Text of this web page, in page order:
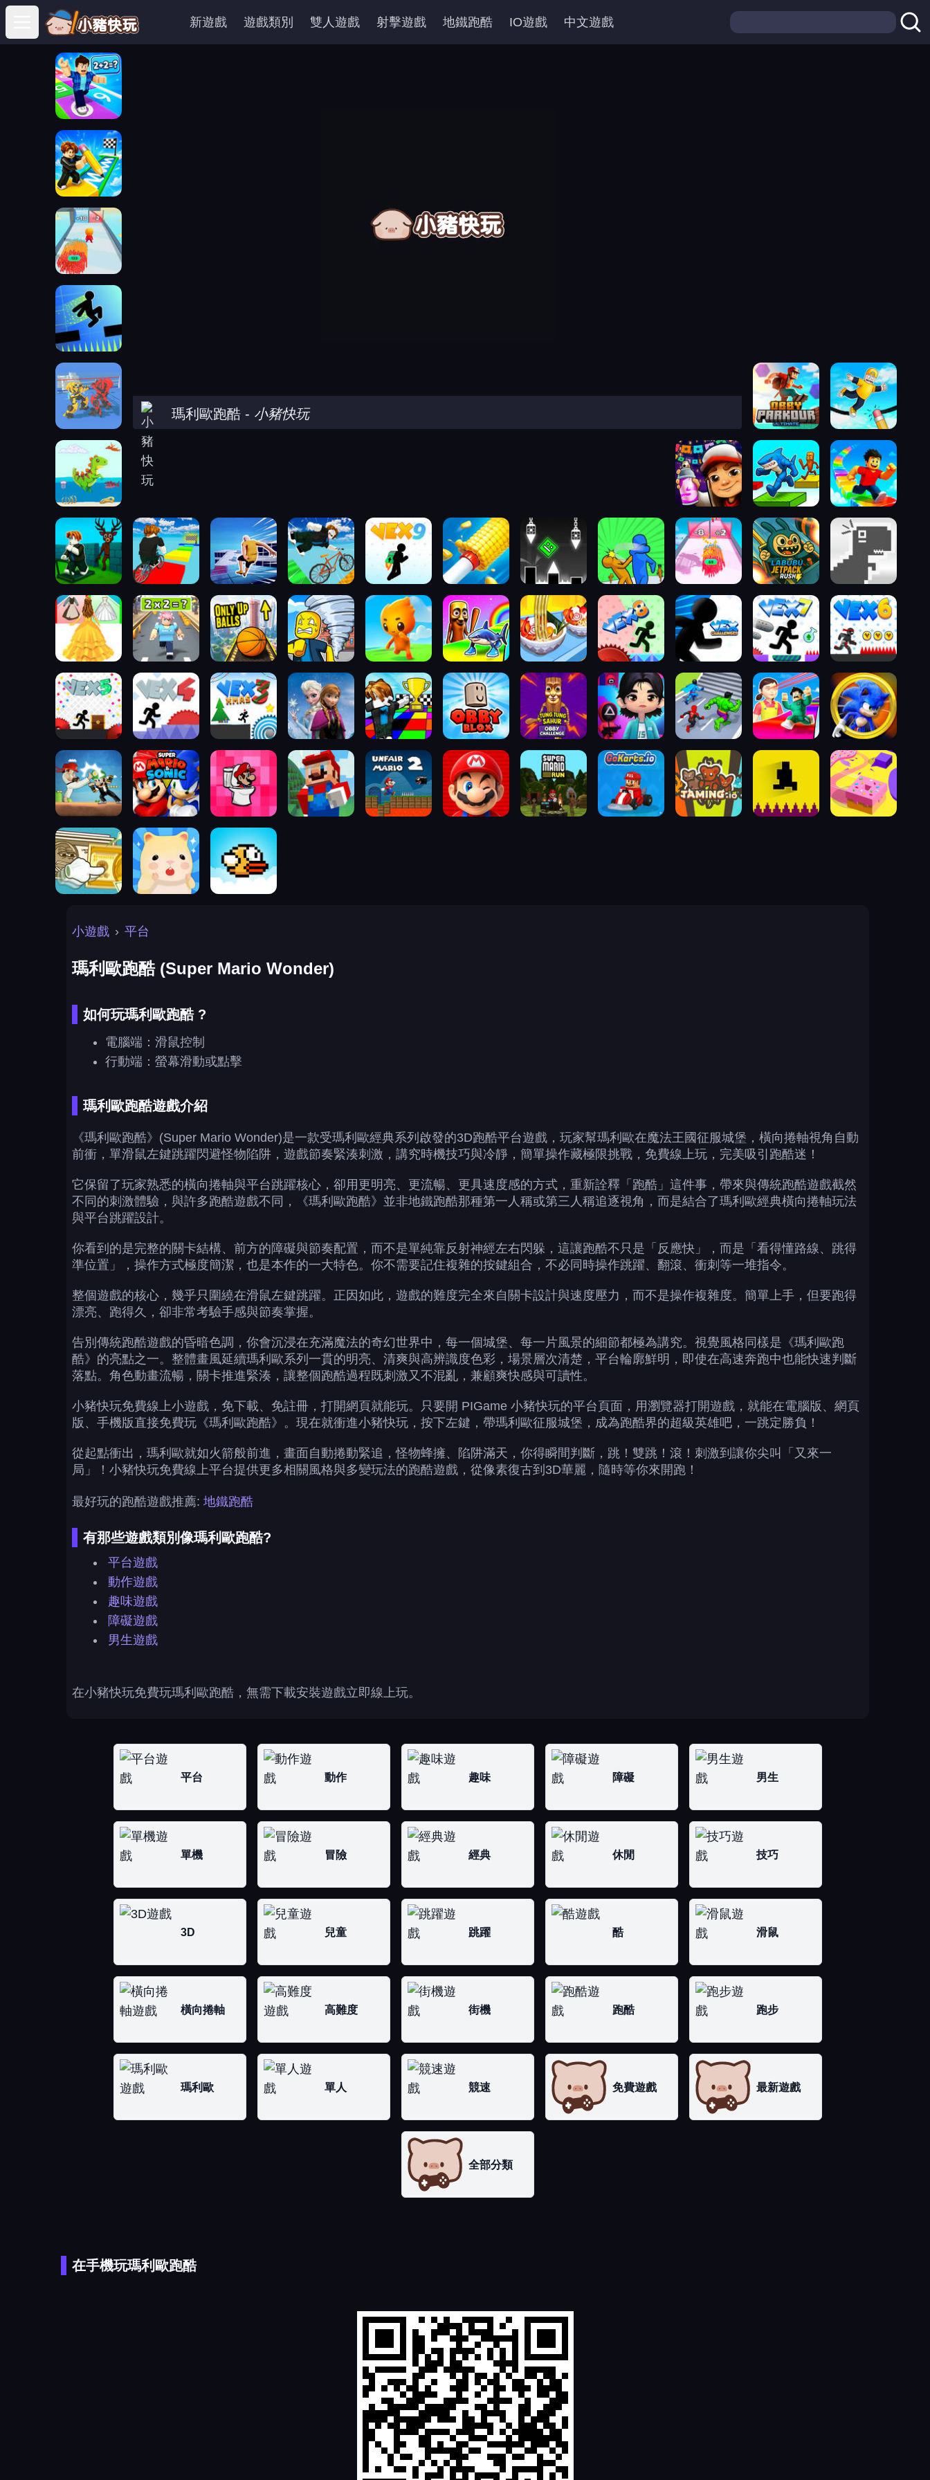
Open main menu
新遊戲 遊戲類別 雙人遊戲 射擊遊戲 地鐵跑酷 IO遊戲 中文遊戲
瑪利歐跑酷 - 小豬快玩
小遊戲 › 平台
瑪利歐跑酷 (Super Mario Wonder)
如何玩瑪利歐跑酷 ?
電腦端：滑鼠控制
行動端：螢幕滑動或點擊
瑪利歐跑酷遊戲介紹
《瑪利歐跑酷》(Super Mario Wonder)是一款受瑪利歐經典系列啟發的3D跑酷平台遊戲，玩家幫瑪利歐在魔法王國征服城堡，橫向捲軸視角自動
前衝，單滑鼠左鍵跳躍閃避怪物陷阱，遊戲節奏緊湊刺激，講究時機技巧與冷靜，簡單操作藏極限挑戰，免費線上玩，完美吸引跑酷迷！
它保留了玩家熟悉的橫向捲軸與平台跳躍核心，卻用更明亮、更流暢、更具速度感的方式，重新詮釋「跑酷」這件事，帶來與傳統跑酷遊戲截然
不同的刺激體驗，與許多跑酷遊戲不同，《瑪利歐跑酷》並非地鐵跑酷那種第一人稱或第三人稱追逐視角，而是結合了瑪利歐經典橫向捲軸玩法
與平台跳躍設計。
你看到的是完整的關卡結構、前方的障礙與節奏配置，而不是單純靠反射神經左右閃躲，這讓跑酷不只是「反應快」，而是「看得懂路線、跳得
準位置」，操作方式極度簡潔，也是本作的一大特色。你不需要記住複雜的按鍵組合，不必同時操作跳躍、翻滾、衝刺等一堆指令。
整個遊戲的核心，幾乎只圍繞在滑鼠左鍵跳躍。正因如此，遊戲的難度完全來自關卡設計與速度壓力，而不是操作複雜度。簡單上手，但要跑得
漂亮、跑得久，卻非常考驗手感與節奏掌握。
告別傳統跑酷遊戲的昏暗色調，你會沉浸在充滿魔法的奇幻世界中，每一個城堡、每一片風景的細節都極為講究。視覺風格同樣是《瑪利歐跑
酷》的亮點之一。整體畫風延續瑪利歐系列一貫的明亮、清爽與高辨識度色彩，場景層次清楚，平台輪廓鮮明，即使在高速奔跑中也能快速判斷
落點。角色動畫流暢，關卡推進緊湊，讓整個跑酷過程既刺激又不混亂，兼顧爽快感與可讀性。
小豬快玩免費線上小遊戲，免下載、免註冊，打開網頁就能玩。只要開 PIGame 小豬快玩的平台頁面，用瀏覽器打開遊戲，就能在電腦版、網頁
版、手機版直接免費玩《瑪利歐跑酷》。現在就衝進小豬快玩，按下左鍵，帶瑪利歐征服城堡，成為跑酷界的超級英雄吧，一跳定勝負！
從起點衝出，瑪利歐就如火箭般前進，畫面自動捲動緊追，怪物蜂擁、陷阱滿天，你得瞬間判斷，跳！雙跳！滾！刺激到讓你尖叫「又來一
局」！小豬快玩免費線上平台提供更多相關風格與多變玩法的跑酷遊戲，從像素復古到3D華麗，隨時等你來開跑！
最好玩的跑酷遊戲推薦: 地鐵跑酷
有那些遊戲類別像瑪利歐跑酷?
平台遊戲
動作遊戲
趣味遊戲
障礙遊戲
男生遊戲
在小豬快玩免費玩瑪利歐跑酷，無需下載安裝遊戲立即線上玩。
平台 動作 趣味 障礙 男生
單機 冒險 經典 休閒 技巧
3D 兒童 跳躍 酷 滑鼠
橫向捲軸 高難度 街機 跑酷 跑步
瑪利歐 單人 競速 免費遊戲 最新遊戲
全部分類
在手機玩瑪利歐跑酷